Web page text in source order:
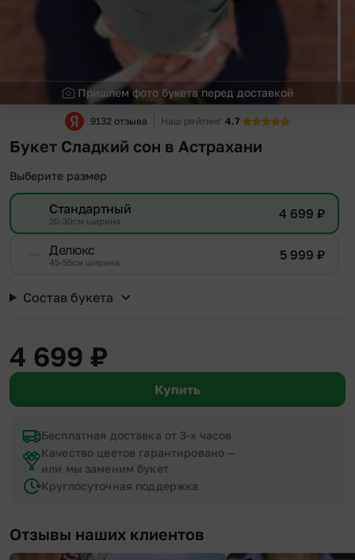
Пришлем фото букета перед доставкой
9132 отзыва Наш рейтинг 4.7
Букет Сладкий сон в Астрахани
Выберите размер
Стандартный
20-30см ширина 4 699 ₽
Делюкс
45-55см ширина 5 999 ₽
Состав букета
4 699 ₽
Купить
Бесплатная доставка от 3-х часов
Качество цветов гарантировано —
или мы заменим букет
Круглосуточная поддержка
Отзывы наших клиентов